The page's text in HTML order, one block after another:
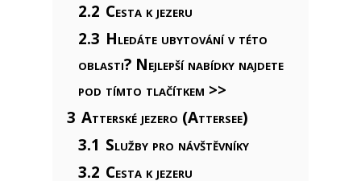
2.2 Cesta k jezeru
2.3 Hledáte ubytování v této
oblasti? Nejlepší nabídky najdete
pod tímto tlačítkem >>
3 Atterské jezero (Attersee)
3.1 Služby pro návštěvníky
3.2 Cesta k jezeru